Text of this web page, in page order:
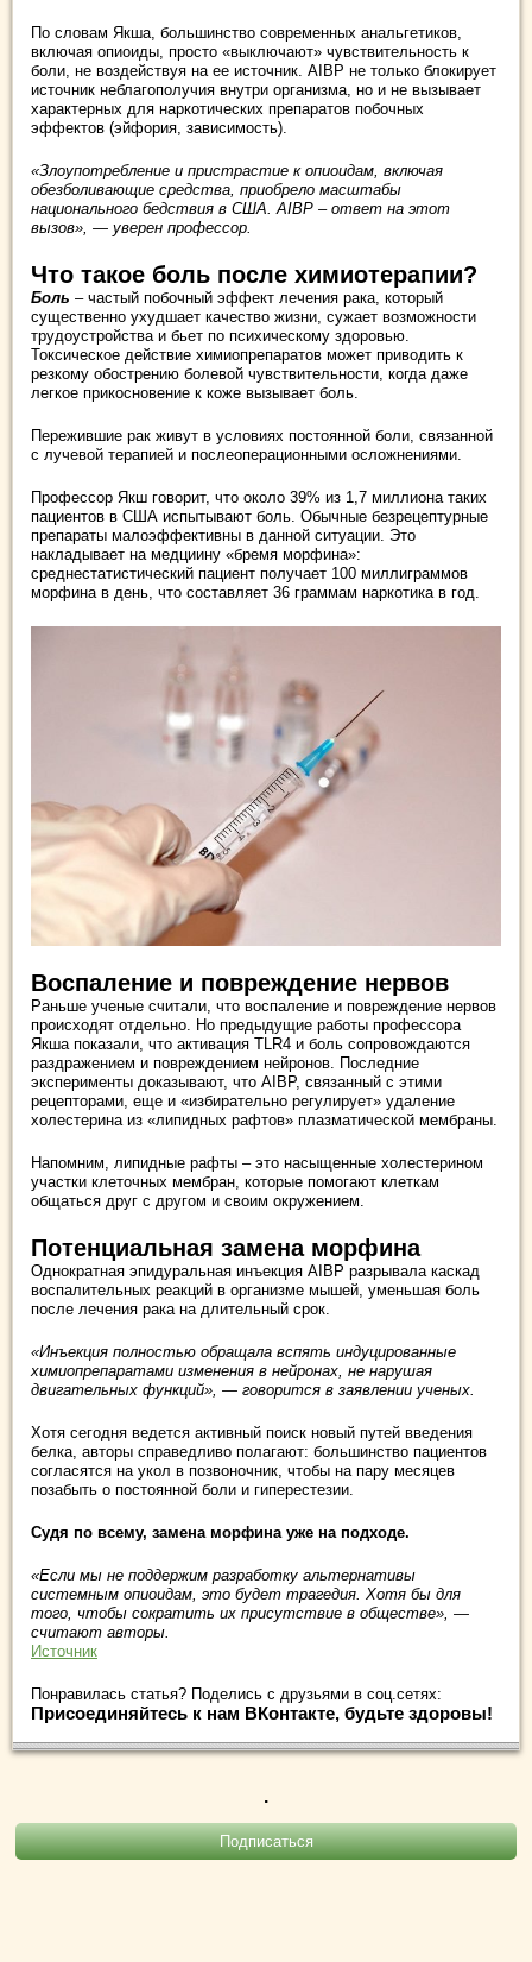
По словам Якша, большинство современных анальгетиков,
включая опиоиды, просто «выключают» чувствительность к
боли, не воздействуя на ее источник. AIBP не только блокирует
источник неблагополучия внутри организма, но и не вызывает
характерных для наркотических препаратов побочных
эффектов (эйфория, зависимость).
«Злоупотребление и пристрастие к опиоидам, включая
обезболивающие средства, приобрело масштабы
национального бедствия в США. AIBP – ответ на этот
вызов», — уверен профессор.
Что такое боль после химиотерапии?
Боль – частый побочный эффект лечения рака, который
существенно ухудшает качество жизни, сужает возможности
трудоустройства и бьет по психическому здоровью.
Токсическое действие химиопрепаратов может приводить к
резкому обострению болевой чувствительности, когда даже
легкое прикосновение к коже вызывает боль.
Пережившие рак живут в условиях постоянной боли, связанной
с лучевой терапией и послеоперационными осложнениями.
Профессор Якш говорит, что около 39% из 1,7 миллиона таких
пациентов в США испытывают боль. Обычные безрецептурные
препараты малоэффективны в данной ситуации. Это
накладывает на медциину «бремя морфина»:
среднестатистический пациент получает 100 миллиграммов
морфина в день, что составляет 36 граммам наркотика в год.
Воспаление и повреждение нервов
Раньше ученые считали, что воспаление и повреждение нервов
происходят отдельно. Но предыдущие работы профессора
Якша показали, что активация TLR4 и боль сопровождаются
раздражением и повреждением нейронов. Последние
эксперименты доказывают, что AIBP, связанный с этими
рецепторами, еще и «избирательно регулирует» удаление
холестерина из «липидных рафтов» плазматической мембраны.
Напомним, липидные рафты – это насыщенные холестерином
участки клеточных мембран, которые помогают клеткам
общаться друг с другом и своим окружением.
Потенциальная замена морфина
Однократная эпидуральная инъекция AIBP разрывала каскад
воспалительных реакций в организме мышей, уменьшая боль
после лечения рака на длительный срок.
«Инъекция полностью обращала вспять индуцированные
химиопрепаратами изменения в нейронах, не нарушая
двигательных функций», — говорится в заявлении ученых.
Хотя сегодня ведется активный поиск новый путей введения
белка, авторы справедливо полагают: большинство пациентов
согласятся на укол в позвоночник, чтобы на пару месяцев
позабыть о постоянной боли и гиперестезии.
Судя по всему, замена морфина уже на подходе.
«Если мы не поддержим разработку альтернативы
системным опиоидам, это будет трагедия. Хотя бы для
того, чтобы сократить их присутствие в обществе», —
считают авторы.
Источник
Понравилась статья? Поделись с друзьями в соц.сетях:
Присоединяйтесь к нам ВКонтакте, будьте здоровы!
.